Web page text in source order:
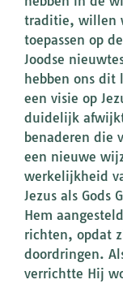
traditie, willen
toepassen op
Joodse
hebben ons dit
een visie op
duidelijk
benaderen die
een nieuwe
werkelijkheid
Jezus als Gods
Hem
richten, opdat
doordringen.
verrichtte Hij